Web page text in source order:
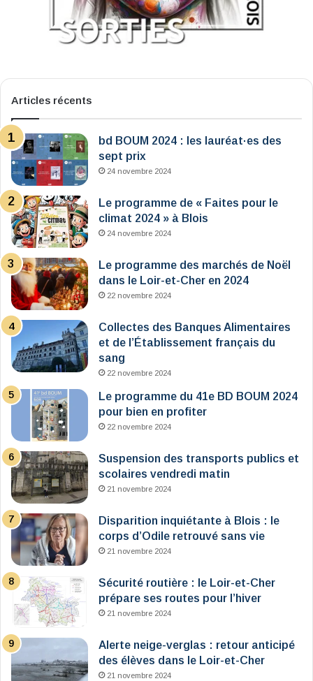
Articles récents
bd BOUM 2024 : les lauréat·es des
sept prix
24 novembre 2024
Le programme de « Faites pour le
climat 2024 » à Blois
24 novembre 2024
Le programme des marchés de Noël
dans le Loir-et-Cher en 2024
22 novembre 2024
Collectes des Banques Alimentaires
et de l’Établissement français du
sang
22 novembre 2024
Le programme du 41e BD BOUM 2024
pour bien en profiter
22 novembre 2024
Suspension des transports publics et
scolaires vendredi matin
21 novembre 2024
Disparition inquiétante à Blois : le
corps d’Odile retrouvé sans vie
21 novembre 2024
Sécurité routière : le Loir-et-Cher
prépare ses routes pour l’hiver
21 novembre 2024
Alerte neige-verglas : retour anticipé
des élèves dans le Loir-et-Cher
21 novembre 2024